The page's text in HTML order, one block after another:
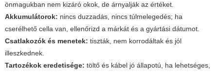
önmagukban nem kizáró okok, de árnyalják az értéket.
Akkumulátorok: nincs duzzadás, nincs túlmelegedés; ha
cserélhető cella van, ellenőrizd a márkát és a gyártási dátumot.
Csatlakozók és menetek: tiszták, nem korrodáltak és jól
illeszkednek.
Tartozékok eredetisége: töltő és kábel jó állapotú, ha lehetséges,